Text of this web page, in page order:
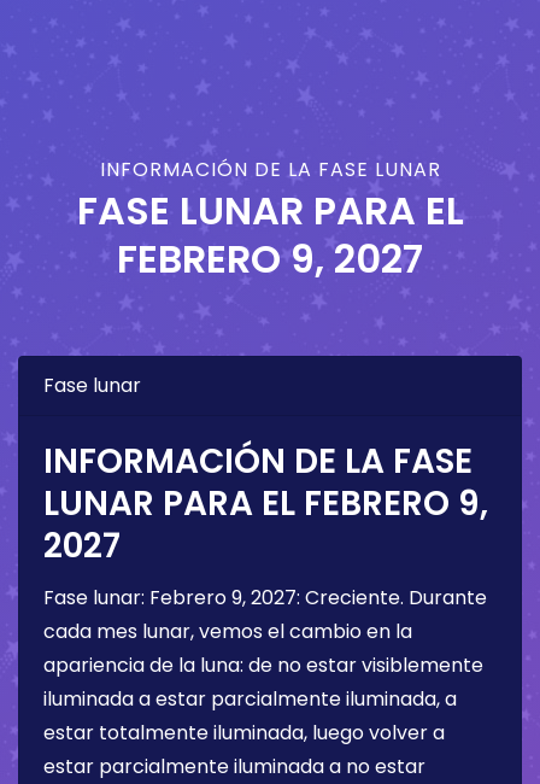
INFORMACIÓN DE LA FASE LUNAR
FASE LUNAR PARA EL
FEBRERO 9, 2027
Fase lunar
INFORMACIÓN DE LA FASE
LUNAR PARA EL FEBRERO 9,
2027
Fase lunar: Febrero 9, 2027: Creciente. Durante
cada mes lunar, vemos el cambio en la
apariencia de la luna: de no estar visiblemente
iluminada a estar parcialmente iluminada, a
estar totalmente iluminada, luego volver a
estar parcialmente iluminada a no estar